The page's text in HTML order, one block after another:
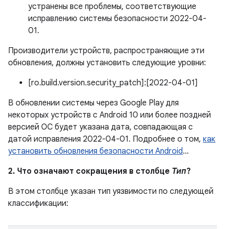
устранены все проблемы, соответствующие
исправлению системы безопасности 2022-04-
01.
Производители устройств, распространяющие эти
обновления, должны установить следующие уровни:
[ro.build.version.security_patch]:[2022-04-01]
В обновлении системы через Google Play для
некоторых устройств с Android 10 или более поздней
версией ОС будет указана дата, совпадающая с
датой исправления 2022-04-01. Подробнее о том, как
установить обновления безопасности Android…
2. Что означают сокращения в столбце Тип?
В этом столбце указан тип уязвимости по следующей
классификации: